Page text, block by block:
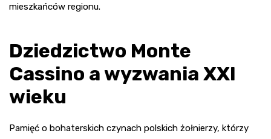
mieszkańców regionu.
Dziedzictwo Monte
Cassino a wyzwania XXI
wieku
Pamięć o bohaterskich czynach polskich żołnierzy, którzy